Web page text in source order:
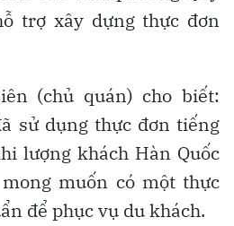
trợ xây dựng thực đơn
(chủ quán) cho biết:
sử dụng thực đơn tiếng
lượng khách Hàn Quốc
muốn có một thực
để phục vụ du khách.